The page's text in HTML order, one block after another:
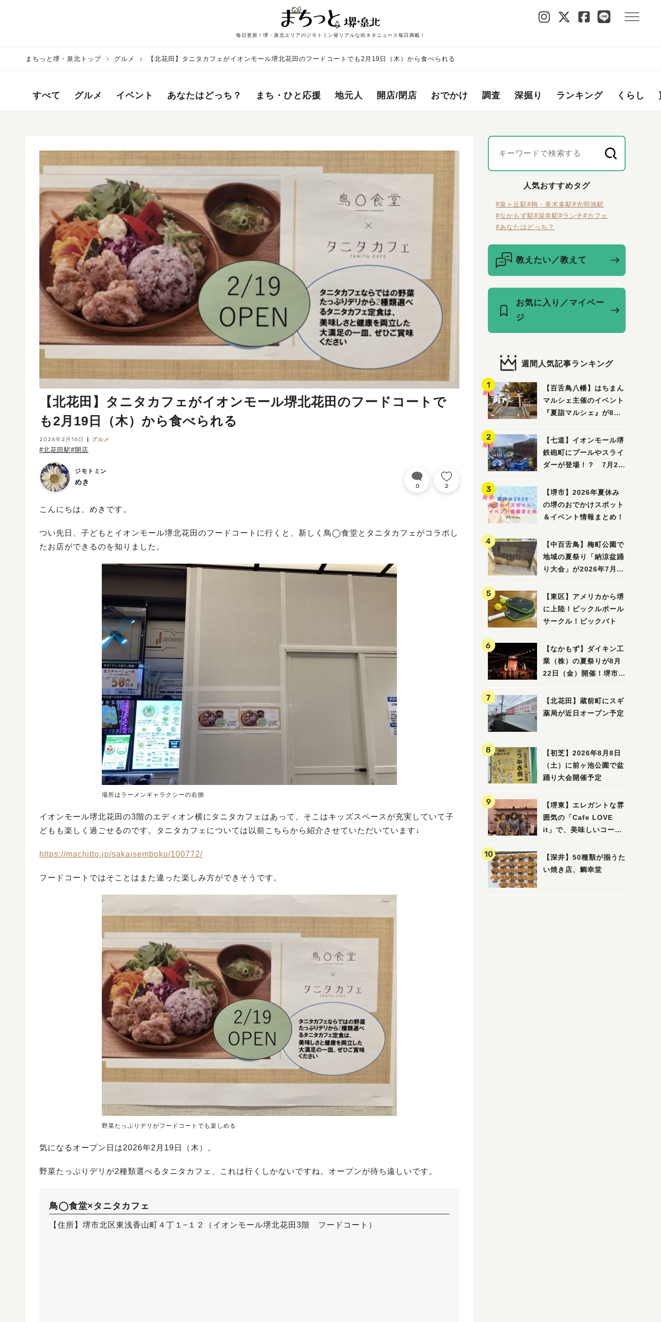
毎日更新！堺・泉北エリアのジモトミン発リアルな街ネタニュース毎日満載！
まちっと堺・泉北トップ グルメ 【北花田】タニタカフェがイオンモール堺北花田のフードコートでも2月19日（木）から食べられる
すべて グルメ イベント あなたはどっち？ まち・ひと応援 地元人 開店/閉店 おでかけ 調査 深掘り ランキング くらし
【北花田】タニタカフェがイオンモール堺北花田のフードコートで
も2月19日（木）から食べられる
2026年2月16日 グルメ
#北花田駅#開店
ジモトミン
めき 0 2
こんにちは、めきです。
つい先日、子どもとイオンモール堺北花田のフードコートに行くと、新しく鳥◯食堂とタニタカフェがコラボし
たお店ができるのを知りました。
場所はラーメンギャラクシーの右側
イオンモール堺北花田の3階のエディオン横にタニタカフェはあって、そこはキッズスペースが充実していて子
どもも楽しく過ごせるのです。タニタカフェについては以前こちらから紹介させていただいています↓
https://machitto.jp/sakaisemboku/100772/
フードコートではそことはまた違った楽しみ方ができそうです。
野菜たっぷりデリがフードコートでも楽しめる
気になるオープン日は2026年2月19日（木）。
野菜たっぷりデリが2種類選べるタニタカフェ、これは行くしかないですね。オープンが待ち遠しいです。
鳥◯食堂×タニタカフェ
【住所】堺市北区東浅香山町４丁１−１２（イオンモール堺北花田3階 フードコート）
人気おすすめタグ
#泉ヶ丘駅#栂・美木多駅#光明池駅
#なかもず駅#深井駅#ランチ#カフェ
#あなたはどっち？
教えたい／教えて
お気に入り／マイペー
ジ
週間人気記事ランキング
【百舌鳥八幡】はちまん
マルシェ主催のイベント
『夏詣マルシェ』が8月2
【七道】イオンモール堺
鉄砲町にプールやスライ
ダーが登場！？ 7月25
「赤レンガ広場 Kid's
Water PARK 2026」が
開催
【堺市】2026年夏休み
の堺のおでかけスポット
＆イベント情報まとめ！
【中百舌鳥】梅町公園で
地域の夏祭り「納涼盆踊
り大会」が2026年7月26
【東区】アメリカから堺
に上陸！ピックルボール
サークル！ピックバト
【なかもず】ダイキン工
業（株）の夏祭りが8月
22日（金）開催！堺市北
納涼祭
【北花田】蔵前町にスギ
薬局が近日オープン予定
【初芝】2026年8月8日
（土）に前ヶ池公園で盆
踊り大会開催予定
【堺東】エレガントな雰
囲気の「Cafe LOVE
it」で、美味しいコーヒ
【深井】50種類が揃うた
い焼き店、鯛幸堂